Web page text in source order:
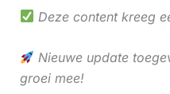
Deze content kreeg
Nieuwe update
groei mee!